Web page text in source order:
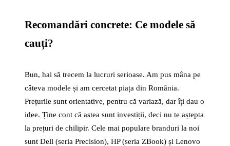
Recomandări concrete: Ce modele să
cauți?
Bun, hai să trecem la lucruri serioase. Am pus mâna pe
câteva modele și am cercetat piața din România.
Prețurile sunt orientative, pentru că variază, dar îți dau o
idee. Ține cont că astea sunt investiții, deci nu te aștepta
la prețuri de chilipir. Cele mai populare branduri la noi
sunt Dell (seria Precision), HP (seria ZBook) și Lenovo